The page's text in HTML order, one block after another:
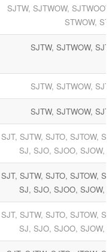
SJTW, SJTWOW,
STWOW,
SJTW, SJTWOW,
SJTW, SJTWOW,
SJTW, SJTWOW,
SJT, SJTW, SJTO, SJTOW,
SJ, SJO, SJOO, SJOW,
SJT, SJTW, SJTO, SJTOW,
SJ, SJO, SJOO, SJOW,
SJT, SJTW, SJTO, SJTOW,
SJ, SJO, SJOO, SJOW,